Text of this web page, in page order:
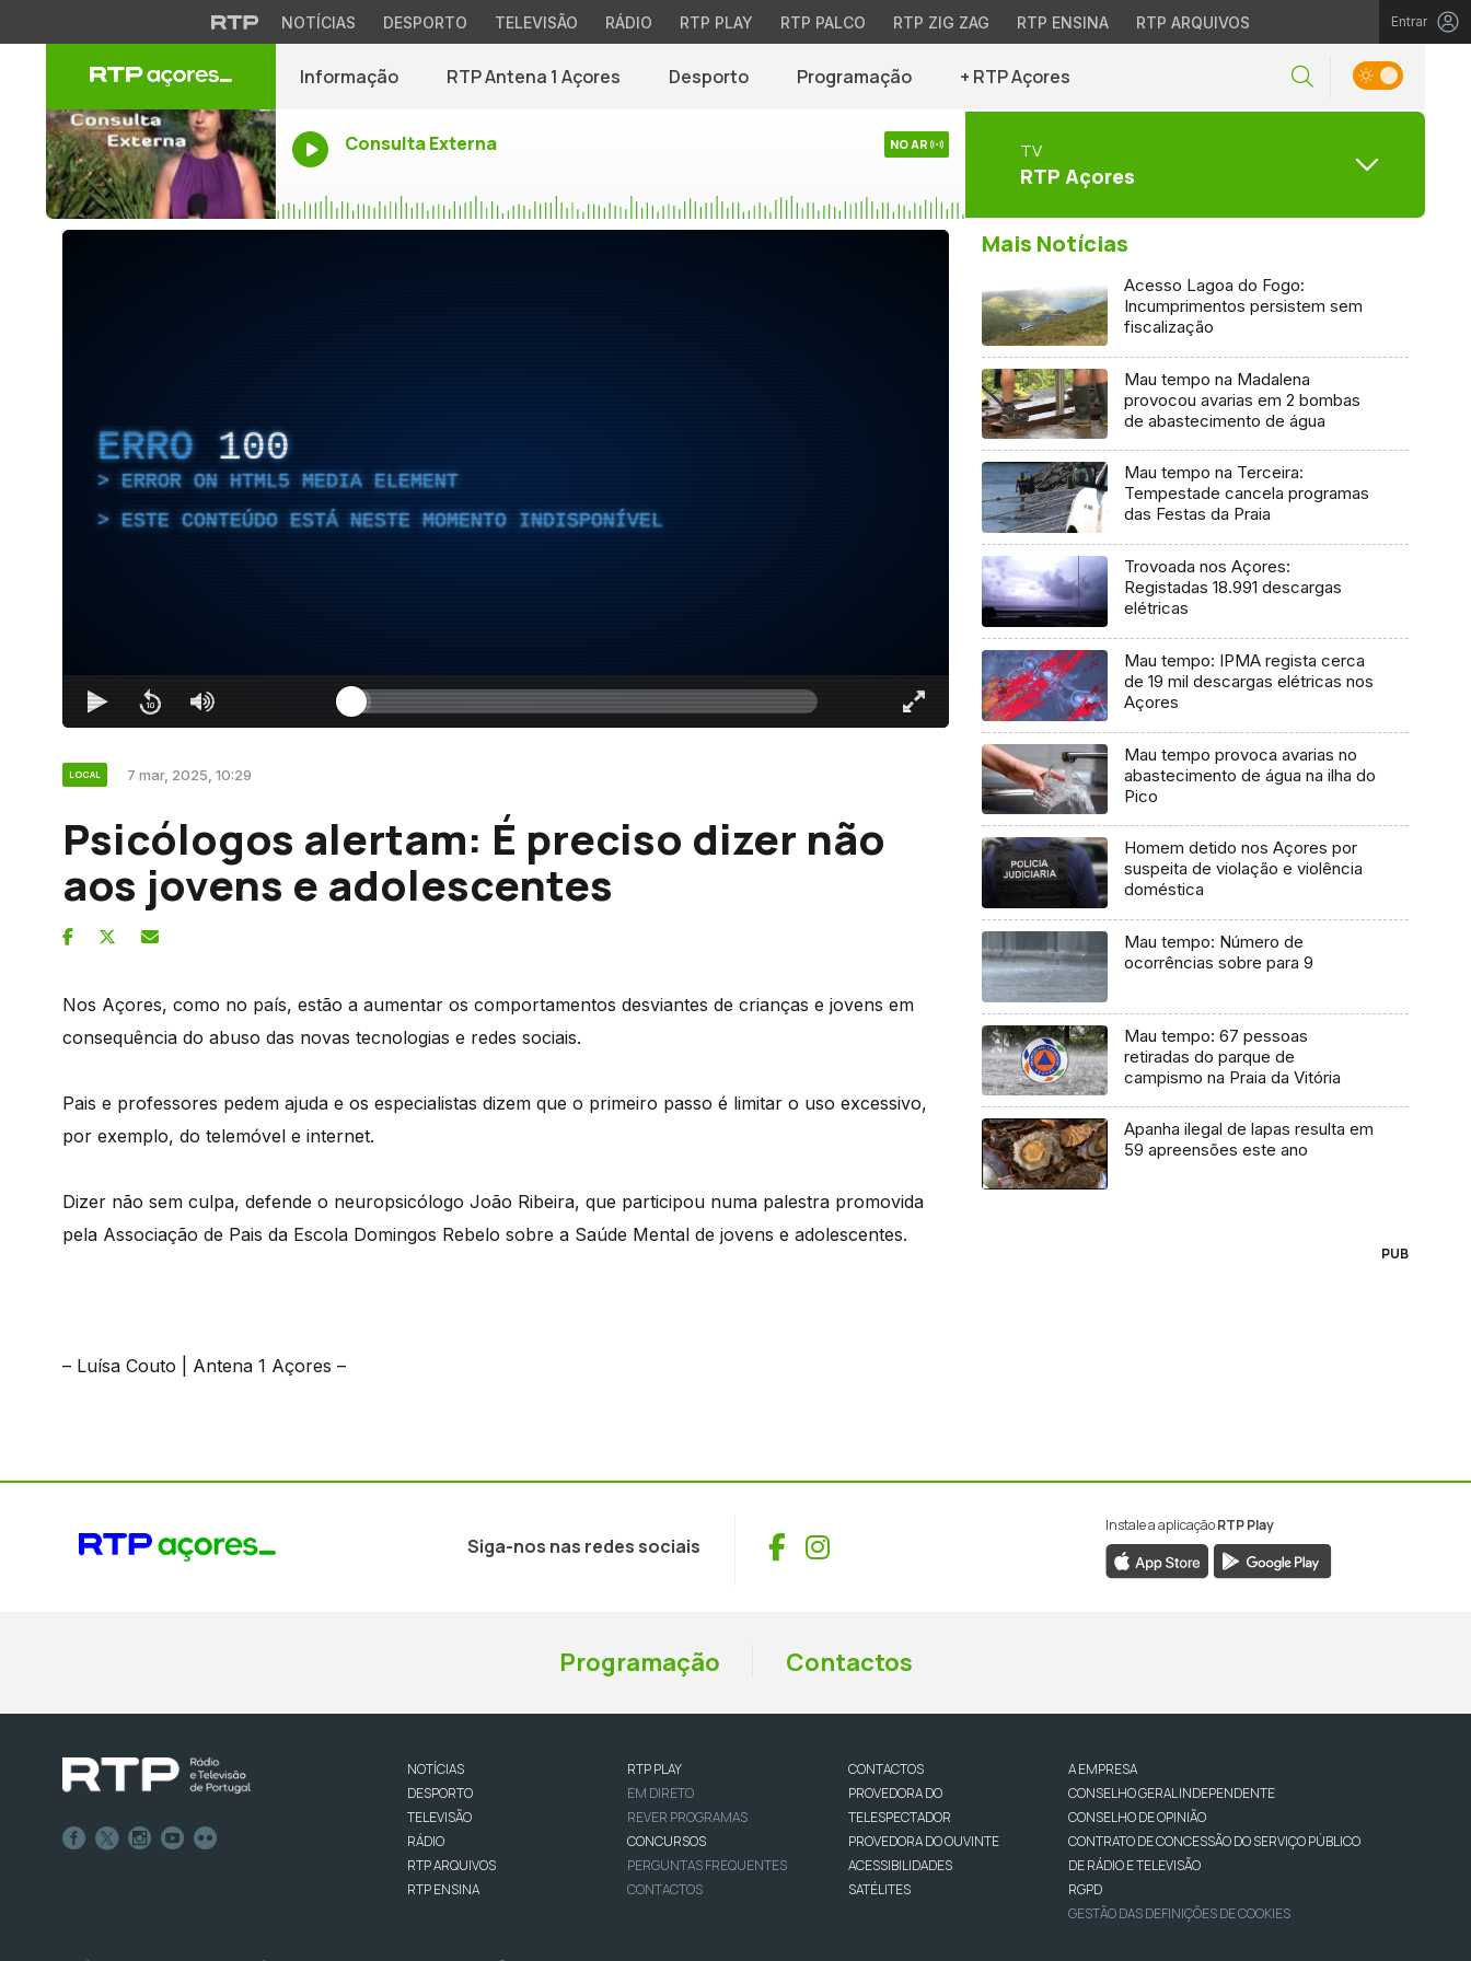
NOTÍCIAS DESPORTO TELEVISÃO RÁDIO RTP PLAY RTP PALCO RTP ZIG ZAG RTP ENSINA RTP ARQUIVOS Entrar
Informação RTP Antena 1 Açores Desporto Programação + RTP Açores
Consulta Externa NO AR TV
RTP Açores
ERRO 100
ERROR ON HTML5 MEDIA ELEMENT
ESTE CONTEÚDO ESTÁ NESTE MOMENTO INDISPONÍVEL
LOCAL 7 mar, 2025, 10:29
Psicólogos alertam: É preciso dizer não
aos jovens e adolescentes
Nos Açores, como no país, estão a aumentar os comportamentos desviantes de crianças e jovens em
consequência do abuso das novas tecnologias e redes sociais.
Pais e professores pedem ajuda e os especialistas dizem que o primeiro passo é limitar o uso excessivo,
por exemplo, do telemóvel e internet.
Dizer não sem culpa, defende o neuropsicólogo João Ribeira, que participou numa palestra promovida
pela Associação de Pais da Escola Domingos Rebelo sobre a Saúde Mental de jovens e adolescentes.
– Luísa Couto | Antena 1 Açores –
Mais Notícias
Acesso Lagoa do Fogo:
Incumprimentos persistem sem
fiscalização
Mau tempo na Madalena
provocou avarias em 2 bombas
de abastecimento de água
Mau tempo na Terceira:
Tempestade cancela programas
das Festas da Praia
Trovoada nos Açores:
Registadas 18.991 descargas
elétricas
Mau tempo: IPMA regista cerca
de 19 mil descargas elétricas nos
Açores
Mau tempo provoca avarias no
abastecimento de água na ilha do
Pico
Homem detido nos Açores por
suspeita de violação e violência
doméstica
Mau tempo: Número de
ocorrências sobre para 9
Mau tempo: 67 pessoas
retiradas do parque de
campismo na Praia da Vitória
Apanha ilegal de lapas resulta em
59 apreensões este ano
PUB
Siga-nos nas redes sociais Facebook
Instagram
Instale a aplicaçãoRTP Play
Programação Contactos
NOTÍCIAS
DESPORTO
TELEVISÃO
RÁDIO
RTP ARQUIVOS
RTP ENSINA
RTP PLAY
EM DIRETO
REVER PROGRAMAS
CONCURSOS
PERGUNTAS FREQUENTES
CONTACTOS
CONTACTOS
PROVEDORA DO
TELESPECTADOR
PROVEDORA DO OUVINTE
ACESSIBILIDADES
SATÉLITES
A EMPRESA
CONSELHO GERAL INDEPENDENTE
CONSELHO DE OPINIÃO
CONTRATO DE CONCESSÃO DO SERVIÇO PÚBLICO
DE RÁDIO E TELEVISÃO
RGPD
GESTÃO DAS DEFINIÇÕES DE COOKIES